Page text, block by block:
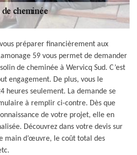
préparer financièrement aux
59 vous permet de demander
de cheminée à Wervicq Sud. C’est
engagement. De plus, vous le
heures seulement. La demande se
à remplir ci-contre. Dès que
de votre projet, elle en
Découvrez dans votre devis sur
main d’œuvre, le coût total des